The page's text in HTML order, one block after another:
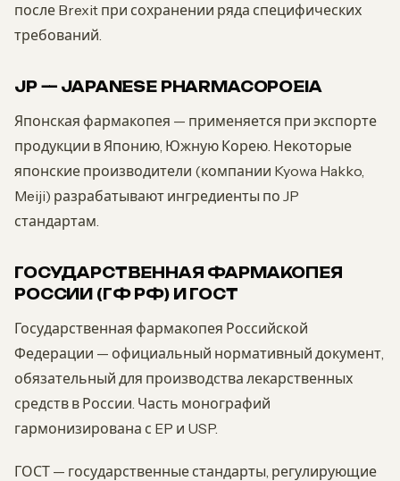
после Brexit при сохранении ряда специфических
требований.
JP — JAPANESE PHARMACOPOEIA
Японская фармакопея — применяется при экспорте
продукции в Японию, Южную Корею. Некоторые
японские производители (компании Kyowa Hakko,
Meiji) разрабатывают ингредиенты по JP
стандартам.
ГОСУДАРСТВЕННАЯ ФАРМАКОПЕЯ
РОССИИ (ГФ РФ) И ГОСТ
Государственная фармакопея Российской
Федерации — официальный нормативный документ,
обязательный для производства лекарственных
средств в России. Часть монографий
гармонизирована с EP и USP.
ГОСТ — государственные стандарты, регулирующие